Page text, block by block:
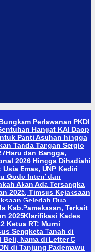
Perlawanan PKDI
Hangat KAI Daop
Panti Asuhan hingga
Tanda Tangan Sergio
Haru dan Bangga,
2026 Hingga Dihadiahi
Usia Emas, UNP Kediri
Godo Inten’ dan
Akan Ada Tersangka
2025, Timsus Kejaksaan
Geledah Dua
Kab.Pamekasan, Terkait
2025Klarifikasi Kades
Ketua RT: Murni
Sengketa Tanah di
Beli, Nama di Letter C
di Tanjung Pademawu